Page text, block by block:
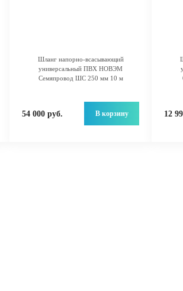
Шланг напорно-всасывающий
универсальный ПВХ НОВЭМ
Семяпровод ШС 250 мм 10 м
54 000 руб. В корзину 12